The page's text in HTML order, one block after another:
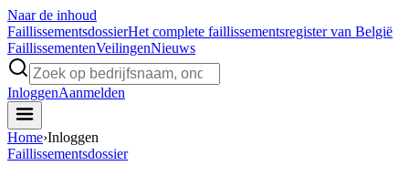
Naar de inhoud
FaillissementsdossierHet complete faillissementsregister van België
FaillissementenVeilingenNieuws
InloggenAanmelden
Home›Inloggen
Faillissementsdossier